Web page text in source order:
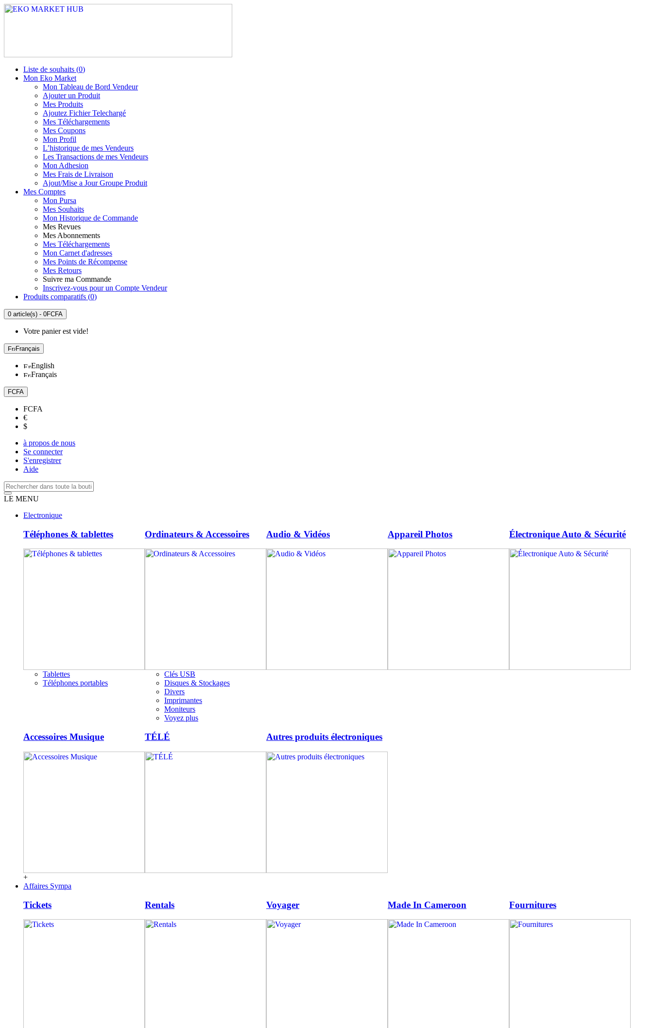
Liste de souhaits (0)
Mon Eko Market
Mon Tableau de Bord Vendeur
Ajouter un Produit
Mes Produits
Ajoutez Fichier Telechargé
Mes Téléchargements
Mes Coupons
Mon Profil
L’historique de mes Vendeurs
Les Transactions de mes Vendeurs
Mon Adhesion
Mes Frais de Livraison
Ajout/Mise a Jour Groupe Produit
Mes Comptes
Mon Pursa
Mes Souhaits
Mon Historique de Commande
Mes Revues
Mes Abonnements
Mes Téléchargements
Mon Carnet d'adresses
Mes Points de Récompense
Mes Retours
Suivre ma Commande
Inscrivez-vous pour un Compte Vendeur
Produits comparatifs (0)
0 article(s) - 0FCFA
Votre panier est vide!
Français
English
Français
FCFA
FCFA
€
$
à propos de nous
Se connecter
S'enregistrer
Aide
LE MENU
Electronique
Téléphones & tablettes
Tablettes
Téléphones portables
Ordinateurs & Accessoires
Clés USB
Disques & Stockages
Divers
Imprimantes
Moniteurs
Voyez plus
Audio & Vidéos Appareil Photos Électronique Auto & Sécurité
Accessoires Musique TÉLÉ Autres produits électroniques
+
Affaires Sympa
Tickets Rentals Voyager Made In Cameroon Fournitures